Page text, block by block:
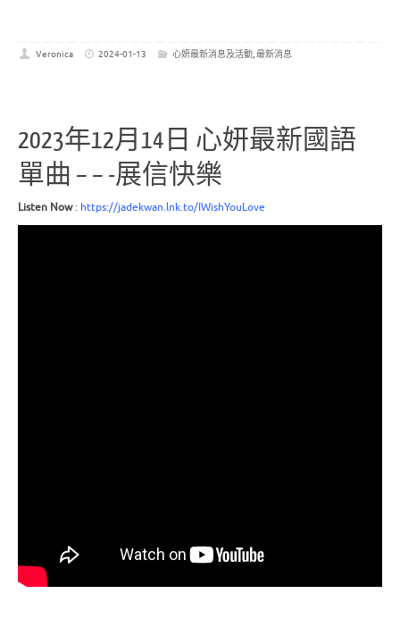
Veronica 2024-01-13 心妍最新消息及活動,最新消息
2023年12月14日 心妍最新國語
單曲 – – -展信快樂
Listen Now: https://jadekwan.lnk.to/IWishYouLove